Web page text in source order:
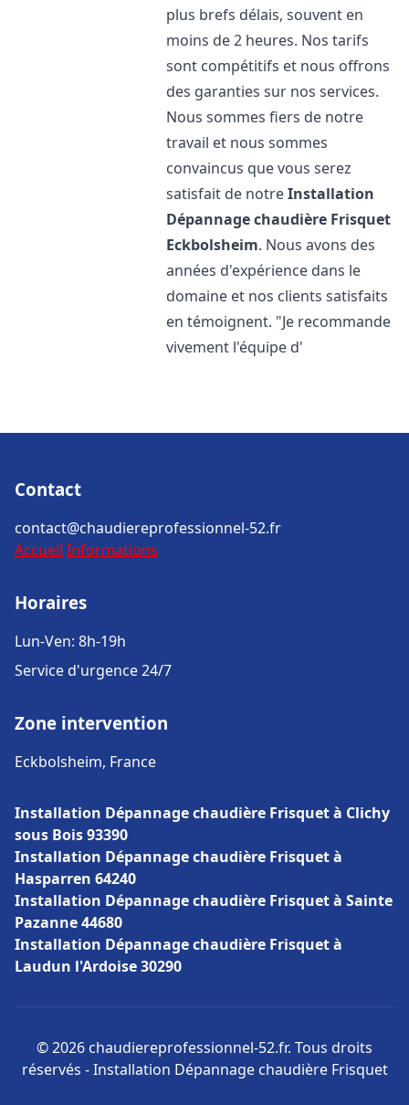
plus brefs délais, souvent en
moins de 2 heures. Nos tarifs
sont compétitifs et nous offrons
des garanties sur nos services.
Nous sommes fiers de notre
travail et nous sommes
convaincus que vous serez
satisfait de notreInstallation
Dépannage chaudière Frisquet
Eckbolsheim. Nous avons des
années d'expérience dans le
domaine et nos clients satisfaits
en témoignent. "Je recommande
vivement l'équipe d'
Contact
contact@chaudiereprofessionnel-52.fr
Accueil Informations
Horaires
Lun-Ven: 8h-19h
Service d'urgence 24/7
Zone intervention
Eckbolsheim, France
Installation Dépannage chaudière Frisquet à Clichy
sous Bois 93390
Installation Dépannage chaudière Frisquet à
Hasparren 64240
Installation Dépannage chaudière Frisquet à Sainte
Pazanne 44680
Installation Dépannage chaudière Frisquet à
Laudun l'Ardoise 30290
© 2026 chaudiereprofessionnel-52.fr. Tous droits
réservés - Installation Dépannage chaudière Frisquet